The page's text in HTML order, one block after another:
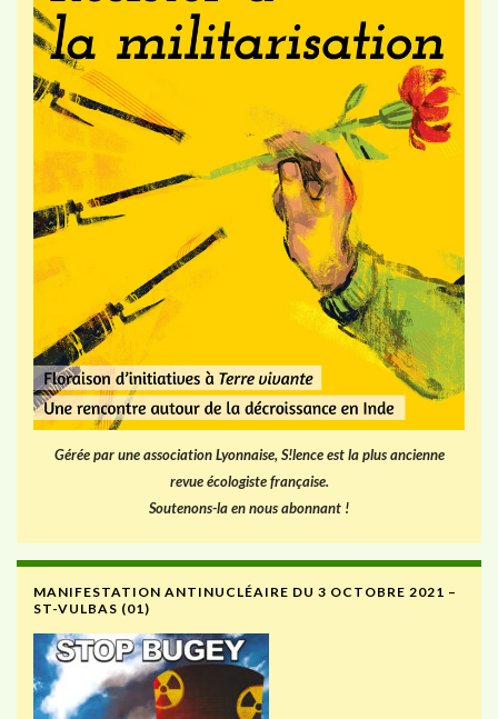
Gérée par une association Lyonnaise, S!lence est la plus ancienne
revue écologiste française.
Soutenons-la en nous abonnant !
MANIFESTATION ANTINUCLÉAIRE DU 3 OCTOBRE 2021 –
ST-VULBAS (01)